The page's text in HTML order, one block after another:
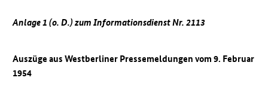
Anlage 1 (o. D.) zum Informationsdienst Nr. 2113
Auszüge aus Westberliner Pressemeldungen vom 9. Februar
1954